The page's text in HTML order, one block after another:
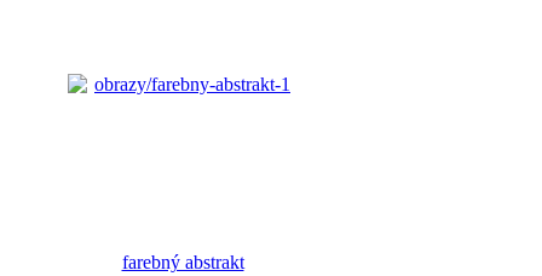
farebný abstrakt